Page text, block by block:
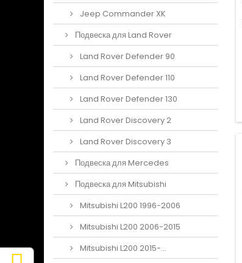
Jeep Commander XK
Подвеска для Land Rover
Land Rover Defender 90
Land Rover Defender 110
Land Rover Defender 130
Land Rover Discovery 2
Land Rover Discovery 3
Подвеска для Mercedes
Подвеска для Mitsubishi
Mitsubishi L200 1996-2006
Mitsubishi L200 2006-2015
Mitsubishi L200 2015-...